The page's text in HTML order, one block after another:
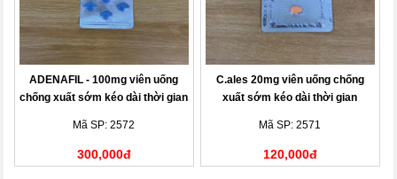
ADENAFIL - 100mg viên uống
chống xuất sớm kéo dài thời gian
Mã SP: 2572
300,000đ
C.ales 20mg viên uống chống
xuất sớm kéo dài thời gian
Mã SP: 2571
120,000đ